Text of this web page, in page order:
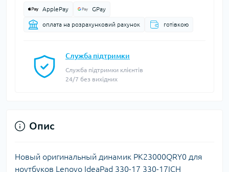
ApplePay GPay
оплата на розрахунковий рахунок готівкою
Служба підтримки
Служба підтримки клієнтів
24/7 без вихідних
Опис
Новый оригинальный динамик PK23000QRY0 для
ноутбуков Lenovo IdeaPad 330-17 330-17ICH